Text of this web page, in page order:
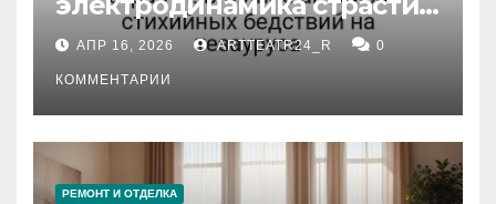
влияние анализа
стихийных бедствий на
тезауруса
АПР 16, 2026 ARTTEATR24_R 0
КОММЕНТАРИИ
РЕМОНТ И ОТДЕЛКА